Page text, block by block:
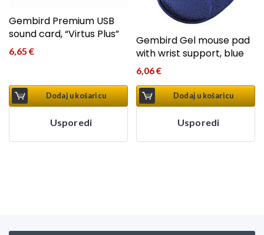
Gembird Premium USB
sound card, “Virtus Plus”
6,65 €
Dodaj u košaricu
Usporedi
Gembird Gel mouse pad
with wrist support, blue
6,06€
Dodaj u košaricu
Usporedi